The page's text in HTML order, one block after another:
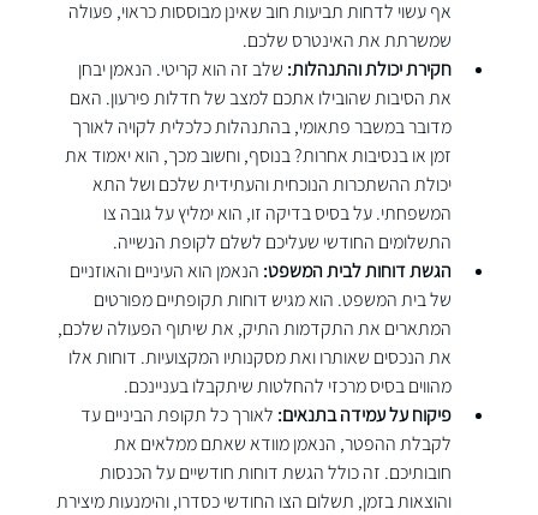
אף עשוי לדחות תביעות חוב שאינן מבוססות כראוי, פעולה
שמשרתת את האינטרס שלכם.
חקירת יכולת והתנהלות: שלב זה הוא קריטי. הנאמן יבחן
את הסיבות שהובילו אתכם למצב של חדלות פירעון. האם
מדובר במשבר פתאומי, בהתנהלות כלכלית לקויה לאורך
זמן או בנסיבות אחרות? בנוסף, וחשוב מכך, הוא יאמוד את
יכולת ההשתכרות הנוכחית והעתידית שלכם ושל התא
המשפחתי. על בסיס בדיקה זו, הוא ימליץ על גובה צו
התשלומים החודשי שעליכם לשלם לקופת הנשייה.
הגשת דוחות לבית המשפט: הנאמן הוא העיניים והאוזניים
של בית המשפט. הוא מגיש דוחות תקופתיים מפורטים
המתארים את התקדמות התיק, את שיתוף הפעולה שלכם,
את הנכסים שאותרו ואת מסקנותיו המקצועיות. דוחות אלו
מהווים בסיס מרכזי להחלטות שיתקבלו בעניינכם.
פיקוח על עמידה בתנאים: לאורך כל תקופת הביניים עד
לקבלת ההפטר, הנאמן מוודא שאתם ממלאים את
חובותיכם. זה כולל הגשת דוחות חודשיים על הכנסות
והוצאות בזמן, תשלום הצו החודשי כסדרו, והימנעות מיצירת